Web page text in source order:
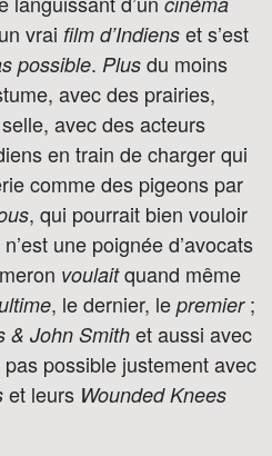
vrai film d’Indiens et s’est
possible. Plus du moins
avec des prairies,
avec des acteurs
en train de charger qui
comme des pigeons par
, qui pourrait bien vouloir
une poignée d’avocats
voulaitquand même
, le dernier, le premier;
& John Smith et aussi avec
possible justement avec
et leurs Wounded Knees